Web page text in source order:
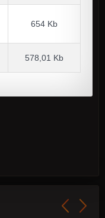
654 Kb
578,01 Kb